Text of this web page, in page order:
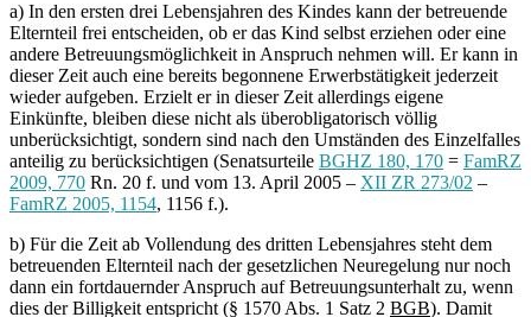
a) In den ersten drei Lebensjahren des Kindes kann der betreuende
Elternteil frei entscheiden, ob er das Kind selbst erziehen oder eine
andere Betreuungsmöglichkeit in Anspruch nehmen will. Er kann in
dieser Zeit auch eine bereits begonnene Erwerbstätigkeit jederzeit
wieder aufgeben. Erzielt er in dieser Zeit allerdings eigene
Einkünfte, bleiben diese nicht als überobligatorisch völlig
unberücksichtigt, sondern sind nach den Umständen des Einzelfalles
anteilig zu berücksichtigen (Senatsurteile BGHZ 180, 170 = FamRZ
2009, 770 Rn. 20 f. und vom 13. April 2005 – XII ZR 273/02 –
FamRZ 2005, 1154, 1156 f.).
b) Für die Zeit ab Vollendung des dritten Lebensjahres steht dem
betreuenden Elternteil nach der gesetzlichen Neuregelung nur noch
dann ein fortdauernder Anspruch auf Betreuungsunterhalt zu, wenn
dies der Billigkeit entspricht (§ 1570 Abs. 1 Satz 2 BGB). Damit